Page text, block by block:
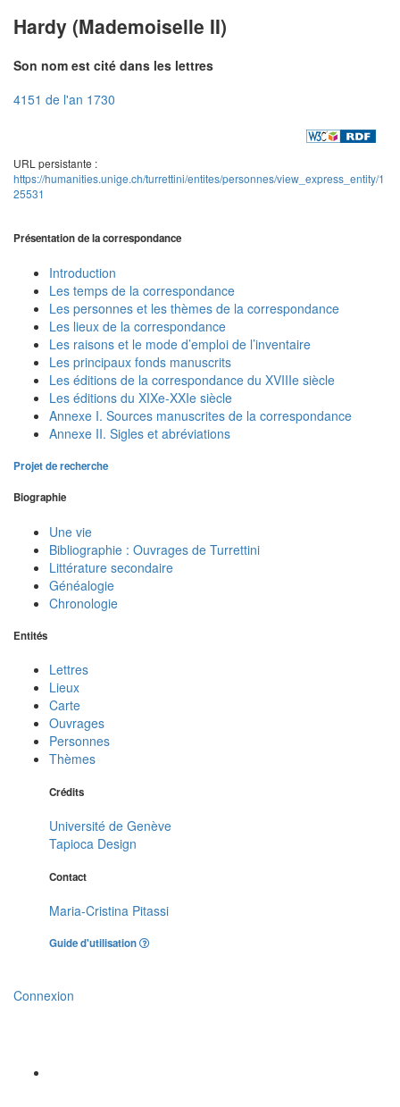
Hardy (Mademoiselle II)
Son nom est cité dans les lettres
4151 de l'an 1730
URL persistante :
https://humanities.unige.ch/turrettini/entites/personnes/view_express_entity/1
25531
Présentation de la correspondance
Introduction
Les temps de la correspondance
Les personnes et les thèmes de la correspondance
Les lieux de la correspondance
Les raisons et le mode d’emploi de l’inventaire
Les principaux fonds manuscrits
Les éditions de la correspondance du XVIIIe siècle
Les éditions du XIXe-XXIe siècle
Annexe I. Sources manuscrites de la correspondance
Annexe II. Sigles et abréviations
Projet de recherche
Biographie
Une vie
Bibliographie : Ouvrages de Turrettini
Littérature secondaire
Généalogie
Chronologie
Entités
Lettres
Lieux
Carte
Ouvrages
Personnes
Thèmes
Crédits
Université de Genève
Tapioca Design
Contact
Maria-Cristina Pitassi
Guide d'utilisation
Connexion